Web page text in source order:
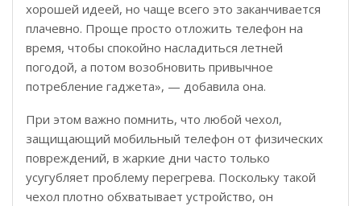
хорошей идеей, но чаще всего это заканчивается
плачевно. Проще просто отложить телефон на
время, чтобы спокойно насладиться летней
погодой, а потом возобновить привычное
потребление гаджета», — добавила она.
При этом важно помнить, что любой чехол,
защищающий мобильный телефон от физических
повреждений, в жаркие дни часто только
усугубляет проблему перегрева. Поскольку такой
чехол плотно обхватывает устройство, он